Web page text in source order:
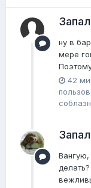
ну в
мере
42
Вангую,